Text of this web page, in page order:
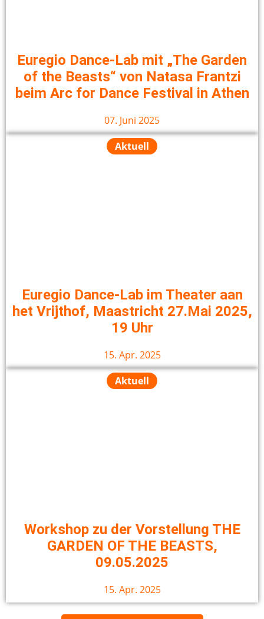
Euregio Dance-Lab mit „The Garden
of the Beasts“ von Natasa Frantzi
beim Arc for Dance Festival in Athen
07. Juni 2025
Aktuell
Euregio Dance-Lab im Theater aan
het Vrijthof, Maastricht 27.Mai 2025,
19 Uhr
15. Apr. 2025
Aktuell
Workshop zu der Vorstellung THE
GARDEN OF THE BEASTS,
09.05.2025
15. Apr. 2025